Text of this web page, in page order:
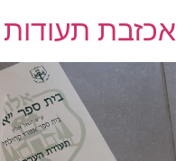
אכזבת